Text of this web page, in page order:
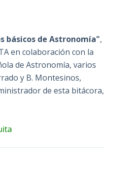
básicos de Astronomía",
en colaboración con la
de Astronomía, varios
y B. Montesinos,
de esta bitácora,